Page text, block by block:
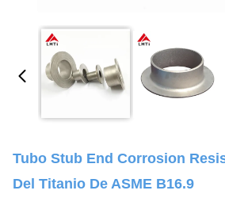
Tubo Stub End Corrosion
Del Titanio De ASME B16.9